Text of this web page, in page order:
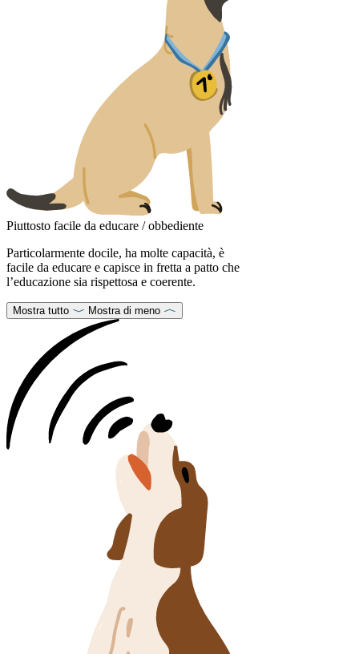
Piuttosto facile da educare / obbediente
Particolarmente docile, ha molte capacità, è
facile da educare e capisce in fretta a patto che
l’educazione sia rispettosa e coerente.
Mostra tutto Mostra di meno